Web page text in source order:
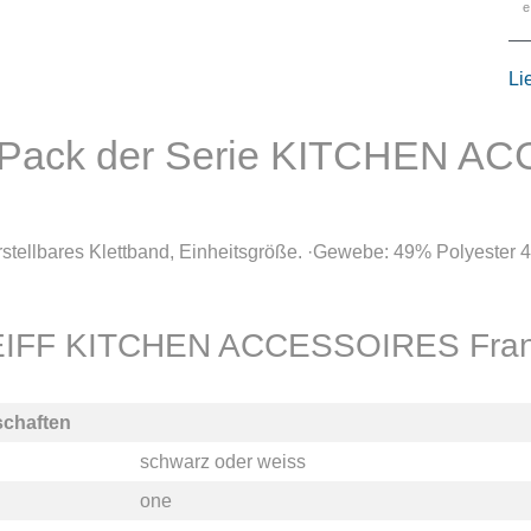
e
der Serie KITCHEN
Klettband, Einheitsgröße. ·Gewebe: 49% Polyester
KITCHEN ACCESSOIRES
schwarzoder weiss
one